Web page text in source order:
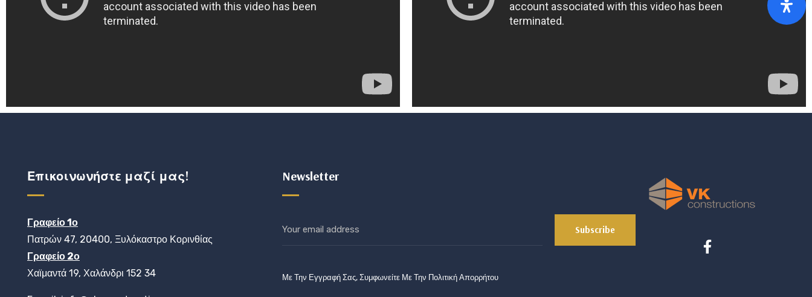
Επικοινωνήστε μαζί μας!
Γραφείο 1ο
Πατρών 47, 20400, Ξυλόκαστρο Κορινθίας
Γραφείο 2ο
Χαϊμαντά 19, Χαλάνδρι 152 34
Newsletter
Με Την Εγγραφή Σας, Συμφωνείτε Με Την Πολιτική Απορρήτου